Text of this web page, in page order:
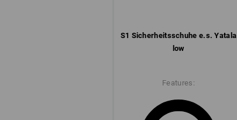
S1 Sicherheits­schuhe e.s. Yatala
low
Features: